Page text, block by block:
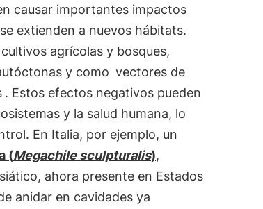
causar importantes impactos
extienden a nuevos hábitats.
agrícolas y bosques,
y como vectores de
. Estos efectos negativos pueden
y la salud humana, lo
En Italia, por ejemplo, un
(Megachile sculpturalis),
ahora presente en Estados
anidar en cavidades ya